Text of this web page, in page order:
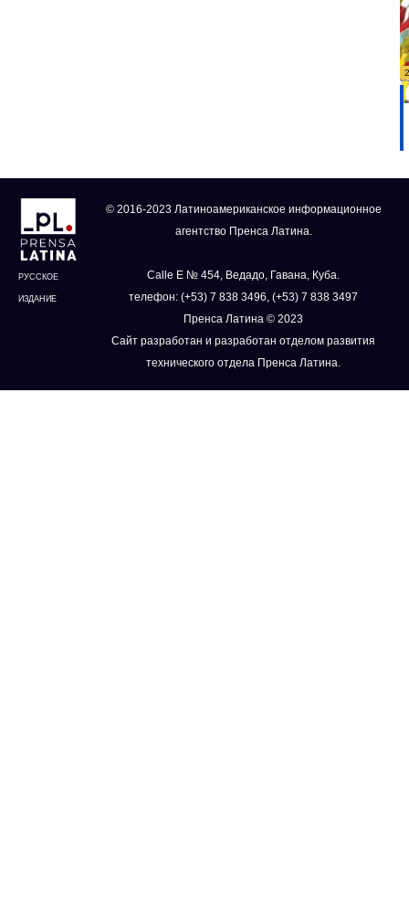
РУССКОЕ
ИЗДАНИЕ
© 2016-2023 Латиноамериканское информационное
агентство Пренса Латина.
Calle E № 454, Ведадо, Гавана, Куба.
телефон: (+53) 7 838 3496, (+53) 7 838 3497
Пренса Латина © 2023
Сайт разработан и разработан отделом развития
технического отдела Пренса Латина.